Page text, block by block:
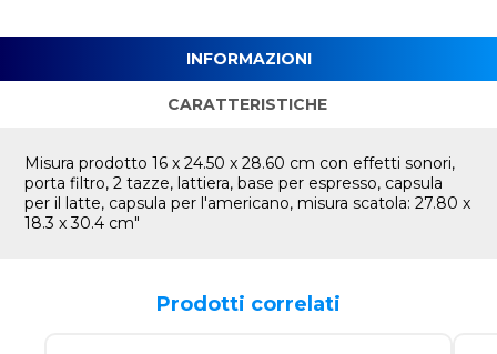
INFORMAZIONI
CARATTERISTICHE
Misura prodotto 16 x 24.50 x 28.60 cm con effetti sonori,
porta filtro, 2 tazze, lattiera, base per espresso, capsula
per il latte, capsula per l'americano, misura scatola: 27.80 x
18.3 x 30.4 cm"
Prodotti correlati